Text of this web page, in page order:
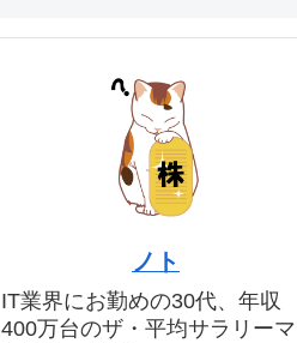
ノト
IT業界にお勤めの30代、年収
400万台のザ・平均サラリーマ